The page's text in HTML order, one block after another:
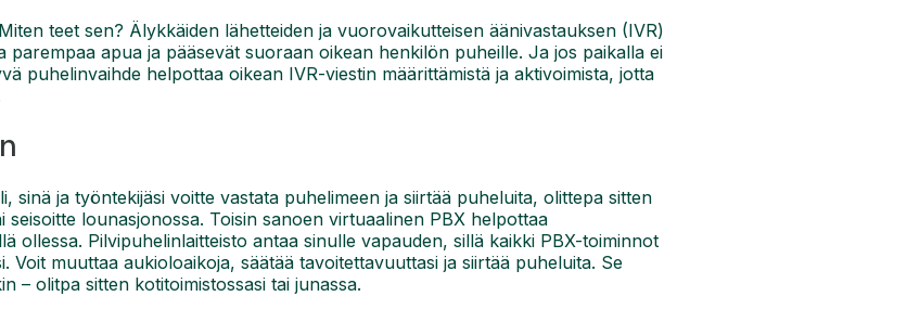
teet sen? Älykkäiden lähetteiden ja vuorovaikutteisen äänivastauksen (IVR)
parempaa apua ja pääsevät suoraan oikean henkilön puheille. Ja jos paikalla ei
puhelinvaihde helpottaa oikean IVR-viestin määrittämistä ja aktivoimista, jotta
sinä ja työntekijäsi voitte vastata puhelimeen ja siirtää puheluita, olittepa sitten
lounasjonossa. Toisin sanoen virtuaalinen PBX helpottaa
ollessa. Pilvipuhelinlaitteisto antaa sinulle vapauden, sillä kaikki PBX-toiminnot
Voit muuttaa aukioloaikoja, säätää tavoitettavuuttasi ja siirtää puheluita. Se
– olitpa sitten kotitoimistossasi tai junassa.